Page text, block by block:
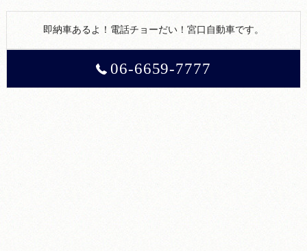
即納車あるよ！電話チョーだい！宮口自動車です。
06-6659-7777